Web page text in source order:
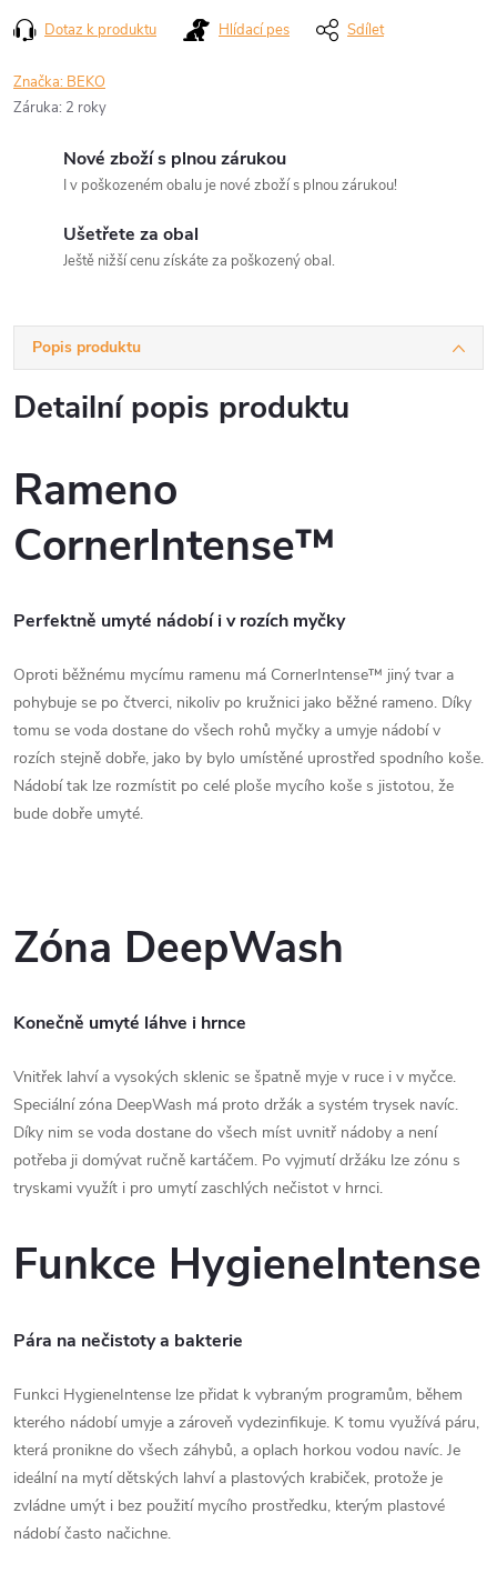
Dotaz k produktu Hlídací pes Sdílet
Značka: BEKO
Záruka: 2 roky
Nové zboží s plnou zárukou
I v poškozeném obalu je nové zboží s plnou zárukou!
Ušetřete za obal
Ještě nižší cenu získáte za poškozený obal.
Popis produktu
Detailní popis produktu
Rameno
CornerIntense™
Perfektně umyté nádobí i v rozích myčky
Oproti běžnému mycímu ramenu má CornerIntense™ jiný tvar a
pohybuje se po čtverci, nikoliv po kružnici jako běžné rameno. Díky
tomu se voda dostane do všech rohů myčky a umyje nádobí v
rozích stejně dobře, jako by bylo umístěné uprostřed spodního koše.
Nádobí tak lze rozmístit po celé ploše mycího koše s jistotou, že
bude dobře umyté.
Zóna DeepWash
Konečně umyté láhve i hrnce
Vnitřek lahví a vysokých sklenic se špatně myje v ruce i v myčce.
Speciální zóna DeepWash má proto držák a systém trysek navíc.
Díky nim se voda dostane do všech míst uvnitř nádoby a není
potřeba ji domývat ručně kartáčem. Po vyjmutí držáku lze zónu s
tryskami využít i pro umytí zaschlých nečistot v hrnci.
Funkce HygieneIntense
Pára na nečistoty a bakterie
Funkci HygieneIntense lze přidat k vybraným programům, během
kterého nádobí umyje a zároveň vydezinfikuje. K tomu využívá páru,
která pronikne do všech záhybů, a oplach horkou vodou navíc. Je
ideální na mytí dětských lahví a plastových krabiček, protože je
zvládne umýt i bez použití mycího prostředku, kterým plastové
nádobí často načichne.